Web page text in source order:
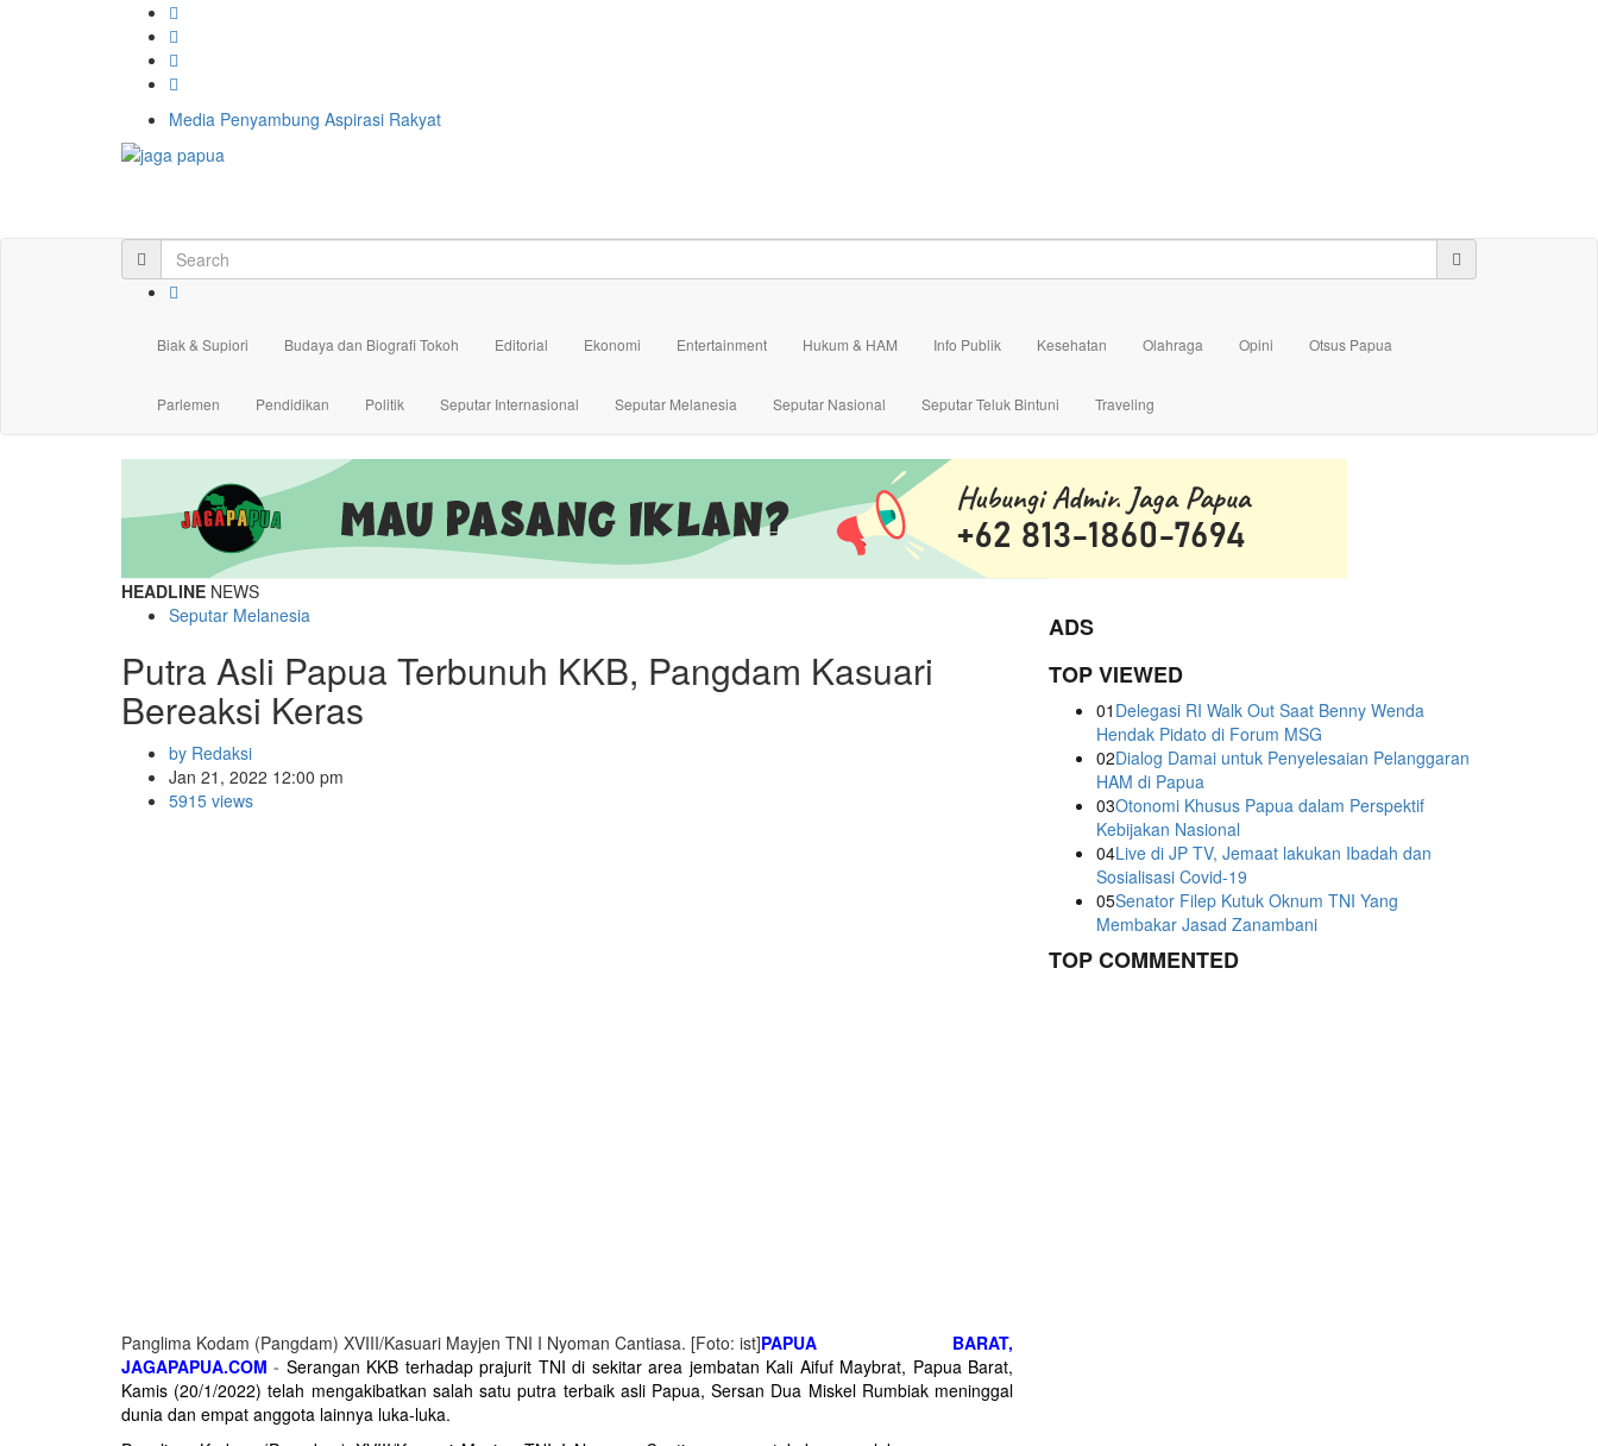
Media Penyambung Aspirasi Rakyat
Biak & Supiori Budaya dan Biografi Tokoh Editorial Ekonomi Entertainment Hukum & HAM Info Publik Kesehatan Olahraga Opini Otsus Papua
Parlemen Pendidikan Politik Seputar Internasional Seputar Melanesia Seputar Nasional Seputar Teluk Bintuni Traveling
HEADLINE NEWS
Seputar Melanesia
Putra Asli Papua Terbunuh KKB, Pangdam Kasuari
Bereaksi Keras
by Redaksi
Jan 21, 2022 12:00 pm
5915 views
Panglima Kodam (Pangdam) XVIII/Kasuari Mayjen TNI I Nyoman Cantiasa. [Foto: ist]PAPUA BARAT,
JAGAPAPUA.COM - Serangan KKB terhadap prajurit TNI di sekitar area jembatan Kali Aifuf Maybrat, Papua Barat,
Kamis (20/1/2022) telah mengakibatkan salah satu putra terbaik asli Papua, Sersan Dua Miskel Rumbiak meninggal
dunia dan empat anggota lainnya luka-luka.
ADS
TOP VIEWED
01 Delegasi RI Walk Out Saat Benny Wenda
Hendak Pidato di Forum MSG
02Dialog Damai untuk Penyelesaian Pelanggaran
HAM di Papua
03Otonomi Khusus Papua dalam Perspektif
Kebijakan Nasional
04Live di JP TV, Jemaat lakukan Ibadah dan
Sosialisasi Covid-19
05Senator Filep Kutuk Oknum TNI Yang
Membakar Jasad Zanambani
TOP COMMENTED